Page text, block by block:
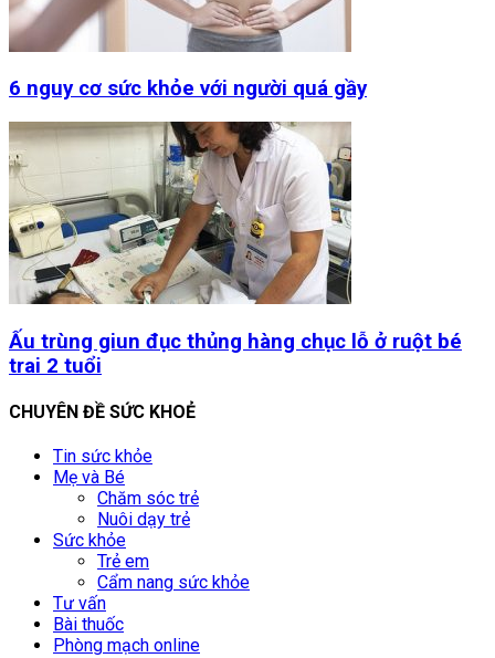
6 nguy cơ sức khỏe với người quá gầy
Ấu trùng giun đục thủng hàng chục lỗ ở ruột bé
trai 2 tuổi
CHUYÊN ĐỀ SỨC KHOẺ
Tin sức khỏe
Mẹ và Bé
Chăm sóc trẻ
Nuôi dạy trẻ
Sức khỏe
Trẻ em
Cẩm nang sức khỏe
Tư vấn
Bài thuốc
Phòng mạch online